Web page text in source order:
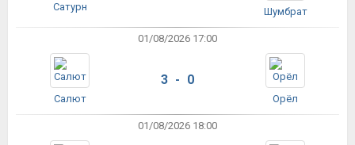
Сатурн Шумбрат
01/08/2026 17:00
Салют
3 - 0
Орёл
01/08/2026 18:00